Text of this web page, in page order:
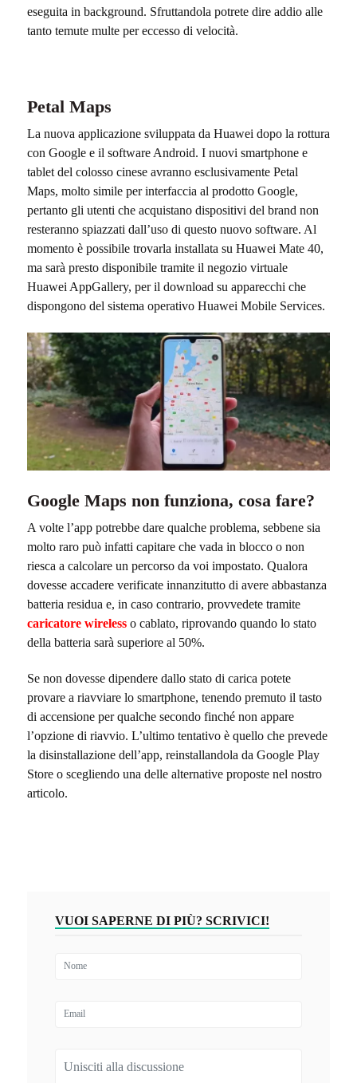
eseguita in background. Sfruttandola potrete dire addio alle
tanto temute multe per eccesso di velocità.
Petal Maps
La nuova applicazione sviluppata da Huawei dopo la rottura
con Google e il software Android. I nuovi smartphone e
tablet del colosso cinese avranno esclusivamente Petal
Maps, molto simile per interfaccia al prodotto Google,
pertanto gli utenti che acquistano dispositivi del brand non
resteranno spiazzati dall’uso di questo nuovo software. Al
momento è possibile trovarla installata su Huawei Mate 40,
ma sarà presto disponibile tramite il negozio virtuale
Huawei AppGallery, per il download su apparecchi che
dispongono del sistema operativo Huawei Mobile Services.
Google Maps non funziona, cosa fare?
A volte l’app potrebbe dare qualche problema, sebbene sia
molto raro può infatti capitare che vada in blocco o non
riesca a calcolare un percorso da voi impostato. Qualora
dovesse accadere verificate innanzitutto di avere abbastanza
batteria residua e, in caso contrario, provvedete tramite
caricatore wireless o cablato, riprovando quando lo stato
della batteria sarà superiore al 50%.
Se non dovesse dipendere dallo stato di carica potete
provare a riavviare lo smartphone, tenendo premuto il tasto
di accensione per qualche secondo finché non appare
l’opzione di riavvio. L’ultimo tentativo è quello che prevede
la disinstallazione dell’app, reinstallandola da Google Play
Store o scegliendo una delle alternative proposte nel nostro
articolo.
VUOI SAPERNE DI PIÙ? SCRIVICI!